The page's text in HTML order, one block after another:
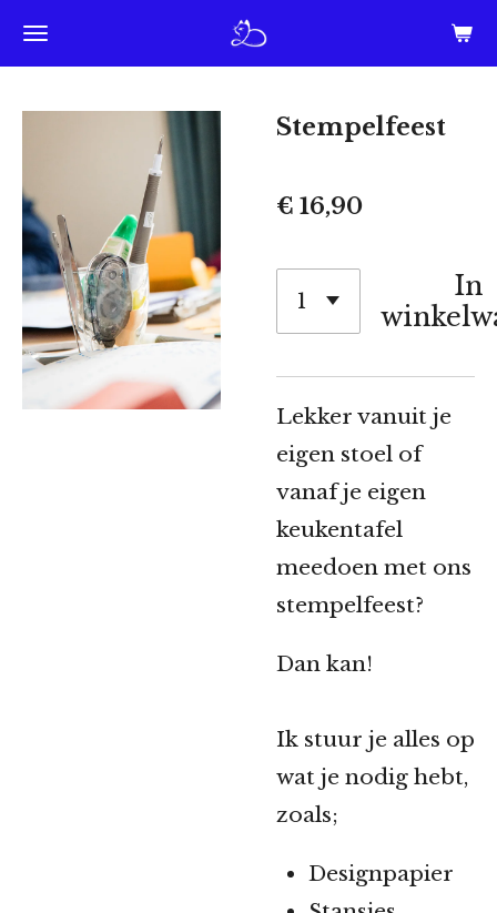
Ga
direct
Stempelfeest
€ 16,90
In
Lekker vanuit je
eigen stoel of
vanaf je eigen
keukentafel
meedoen met ons
stempelfeest?
Dan kan!
Ik stuur je alles op
wat je nodig hebt,
zoals;
Designpapier